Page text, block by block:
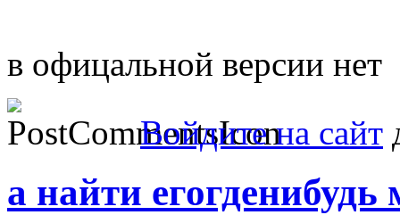
в офицальной версии нет
Войдите на сайт
а найти